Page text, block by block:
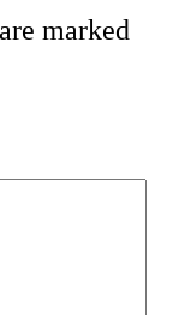
marked